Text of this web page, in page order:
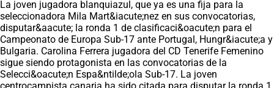
La joven jugadora blanquiazul, que ya es una fija para la
seleccionadora Mila Mart&iacute;nez en sus convocatorias,
disputar&aacute; la ronda 1 de clasificaci&oacute;n para el
Campeonato de Europa Sub-17 ante Portugal, Hungr&iacute;a y
Bulgaria. Carolina Ferrera jugadora del CD Tenerife Femenino
sigue siendo protagonista en las convocatorias de la
Selecci&oacute;n Espa&ntilde;ola Sub-17. La joven